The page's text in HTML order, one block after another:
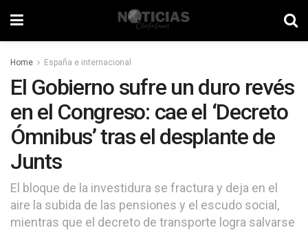
Home España e internacional
El Gobierno sufre un duro revés
en el Congreso: cae el ‘Decreto
Ómnibus’ tras el desplante de
Junts
El bloque de la investidura se fractura y deja en el
aire la subida de las pensiones y el escudo social,
mientras que el decreto de transporte logra salvarse